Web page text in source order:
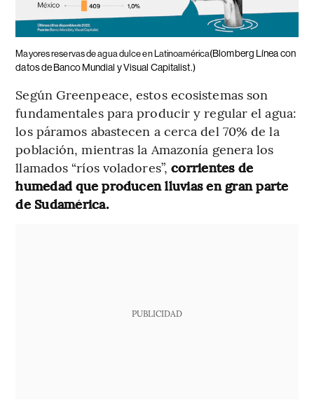
Mayores reservas de agua dulce en Latinoamérica(Blomberg Línea con
datos de Banco Mundial y Visual Capitalist.)
Según Greenpeace, estos ecosistemas son
fundamentales para producir y regular el agua:
los páramos abastecen a cerca del 70% de la
población, mientras la Amazonía genera los
llamados “ríos voladores”,corrientes de
humedad que producen lluvias en gran parte
de Sudamérica.
PUBLICIDAD